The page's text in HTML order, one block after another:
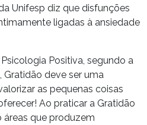
Unifesp diz que disfunções
ligadas à ansiedade
Positiva, segundo a
deve ser uma
as pequenas coisas
Ao praticar a Gratidão
que produzem